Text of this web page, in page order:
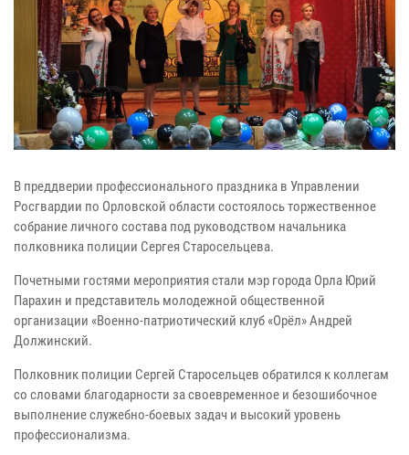
В преддверии профессионального праздника в Управлении
Росгвардии по Орловской области состоялось торжественное
собрание личного состава под руководством начальника
полковника полиции Сергея Старосельцева.
Почетными гостями мероприятия стали мэр города Орла Юрий
Парахин и представитель молодежной общественной
организации «Военно-патриотический клуб «Орёл» Андрей
Должинский.
Полковник полиции Сергей Старосельцев обратился к коллегам
со словами благодарности за своевременное и безошибочное
выполнение служебно-боевых задач и высокий уровень
профессионализма.